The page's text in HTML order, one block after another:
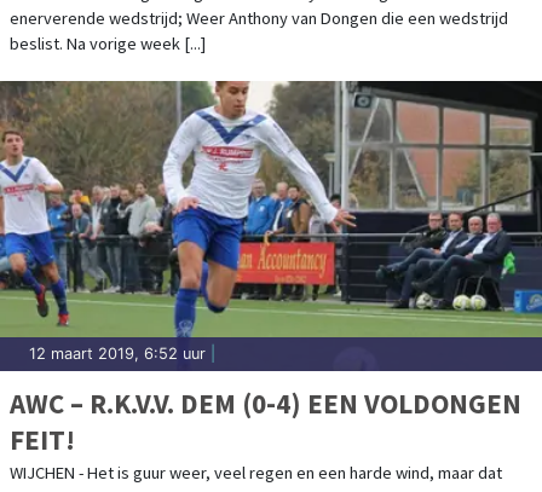
enerverende wedstrijd; Weer Anthony van Dongen die een wedstrijd
beslist. Na vorige week [...]
12 maart 2019, 6:52 uur
AWC – R.K.V.V. DEM (0-4) EEN VOLDONGEN
FEIT!
WIJCHEN - Het is guur weer, veel regen en een harde wind, maar dat